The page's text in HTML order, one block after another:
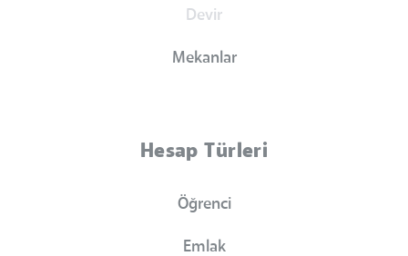
Devir
Mekanlar
Hesap Türleri
Öğrenci
Emlak